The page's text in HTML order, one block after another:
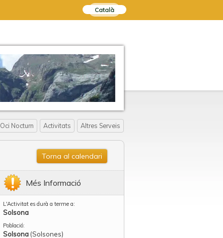
Català
Oci Nocturn Activitats Altres Serveis
Torna al calendari
Més Informació
L'Activitat es durà a terme a:
Solsona
Població:
Solsona (Solsones)